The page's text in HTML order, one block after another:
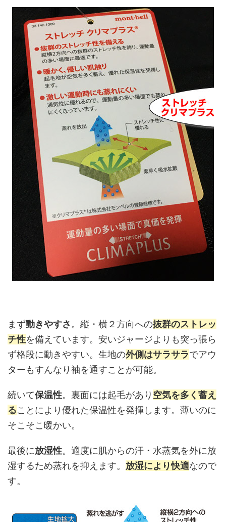
まず動きやすさ 。縦・横２方向への抜群のストレッ
チ性を備えています。安いジャージよりも突っ張ら
ず格段に動きやすい。生地の外側はサラサラでアウ
ターもすんなり袖を通すことが可能。
続いて保温性。裏面には起毛があり 空気を多く蓄え
ることにより優れた保温性を発揮します。薄いのに
そこそこ暖かい。
最後に放湿性。適度に肌からの汗・水蒸気を外に放
湿するため蒸れを抑えます。 放湿により快適なので
す。